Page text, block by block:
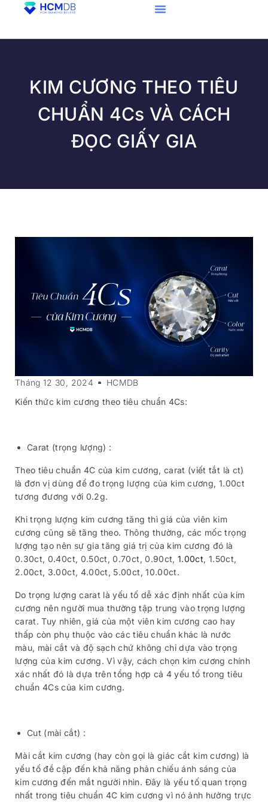
KIM CƯƠNG THEO TIÊU
CHUẨN 4Cs VÀ CÁCH
ĐỌC GIẤY GIA
Tháng 12 30, 2024
HCMDB
Kiến thức kim cương theo tiêu chuẩn 4Cs:
Carat (trọng lượng) :
Theo tiêu chuẩn 4C của kim cương, carat (viết tắt là ct)
là đơn vị dùng để đo trọng lượng của kim cương, 1.00ct
tương đương với 0.2g.
Khi trọng lượng kim cương tăng thì giá của viên kim
cương cũng sẽ tăng theo. Thông thường, các mốc trọng
lượng tạo nên sự gia tăng giá trị của kim cương đó là
0.30ct, 0.40ct, 0.50ct, 0.70ct, 0.90ct,1.00ct, 1.50ct,
2.00ct, 3.00ct, 4.00ct, 5.00ct, 10.00ct.
Do trọng lượng carat là yếu tố dễ xác định nhất của kim
cương nên người mua thường tập trung vào trọng lượng
carat. Tuy nhiên, giá của một viên kim cương cao hay
thấp còn phụ thuộc vào các tiêu chuẩn khác là nước
màu, mài cắt và độ sạch chứ không chỉ dựa vào trọng
lượng của kim cương. Vì vậy, cách chọn kim cương chính
xác nhất đó là dựa trên tổng hợp cả 4 yếu tố trong tiêu
chuẩn 4Cs của kim cương.
Cut (mài cắt) :
Mài cắt kim cương (hay còn gọi là giác cắt kim cương) là
yếu tố đề cập đến khả năng phản chiếu ánh sáng của
kim cương đến mắt người nhìn. Đây là yếu tố quan trọng
nhất trong tiêu chuẩn 4C kim cương vì nó ảnh hưởng trực